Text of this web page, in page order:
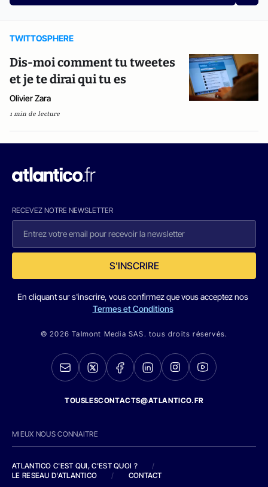
TWITTOSPHERE
Dis-moi comment tu tweetes
et je te dirai qui tu es
Olivier Zara
1 min de lecture
RECEVEZ NOTRE NEWSLETTER
S'INSCRIRE
En cliquant sur s'inscrire, vous confirmez que vous acceptez nos
Termes et Conditions
© 2026 Talmont Media SAS. tous droits réservés.
TOUSLESCONTACTS@ATLANTICO.FR
MIEUX NOUS CONNAITRE
ATLANTICO C'EST QUI, C'EST QUOI ?
/
LE RESEAU D'ATLANTICO
/ CONTACT